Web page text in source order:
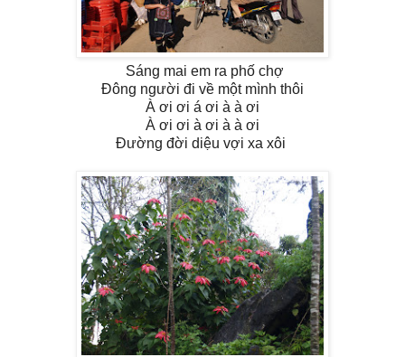
Sáng mai em ra phố chợ
Đông người đi về một mình thôi
À ơi ơi á ơi à à ơi
À ơi ơi à ơi à à ơi
Đường đời diệu vợi xa xôi